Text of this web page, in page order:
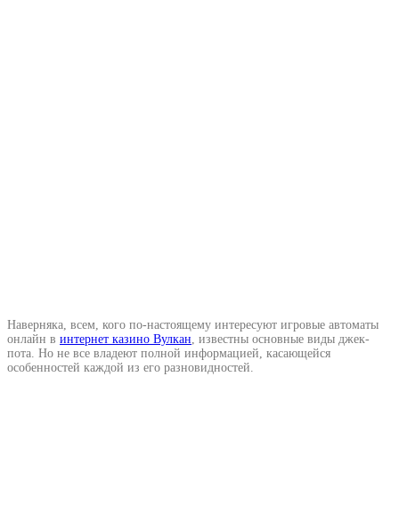
Наверняка, всем, кого по-настоящему интересуют игровые автоматы
онлайн в интернет казино Вулкан , известны основные виды джек-
пота. Но не все владеют полной информацией, касающейся
особенностей каждой из его разновидностей.